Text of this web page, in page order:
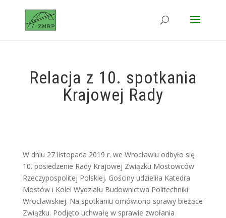
Relacja z 10. spotkania
Krajowej Rady
W dniu 27 listopada 2019 r. we Wrocławiu odbyło się
10. posiedzenie Rady Krajowej Związku Mostowców
Rzeczypospolitej Polskiej. Gościny udzieliła Katedra
Mostów i Kolei Wydziału Budownictwa Politechniki
Wrocławskiej. Na spotkaniu omówiono sprawy bieżące
Związku. Podjęto uchwałę w sprawie zwołania